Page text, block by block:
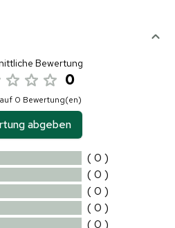
Bewertung
0
0 Bewertung(en)
abgeben
( 0 )
( 0 )
( 0 )
( 0 )
( 0 )